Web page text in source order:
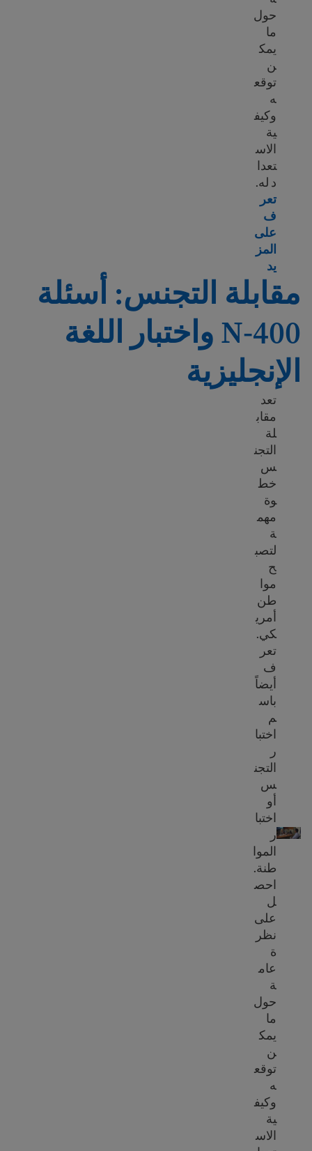
حول
ما
يمك
ن
توقع
ه
وكيف
ية
الاس
تعدا
د له.
تعر
ف
على
المز
يدmore about Naturalization interview overview
مقابلة التجنس: أسئلة
N-400 واختبار اللغة
الإنجليزية
مقابلة التجنس: أسئلة N-400 واختبار اللغة الإنجليزية
تعد
مقاب
لة
التجن
س
خط
وة
مهم
ة
لتصب
ح
موا
طن
أمري
كي.
تعر
ف
أيضاً
باس
م
اختبا
ر
التجن
س
أو
اختبا
ر
الموا
طنة.
احص
ل
على
نظر
ة
عام
ة
حول
ما
يمك
ن
توقع
ه
وكيف
ية
الاس